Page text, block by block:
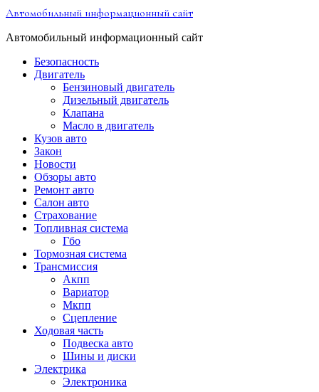
Перейти
содержимому
Автомобильный информационный сайт
Автомобильный информационный сайт
Безопасность
Двигатель
Бензиновый двигатель
Дизельный двигатель
Клапана
Масло в двигатель
Кузов авто
Закон
Новости
Обзоры авто
Ремонт авто
Салон авто
Страхование
Топливная система
Гбо
Тормозная система
Трансмиссия
Акпп
Вариатор
Мкпп
Сцепление
Ходовая часть
Подвеска авто
Шины и диски
Электрика
Электроника